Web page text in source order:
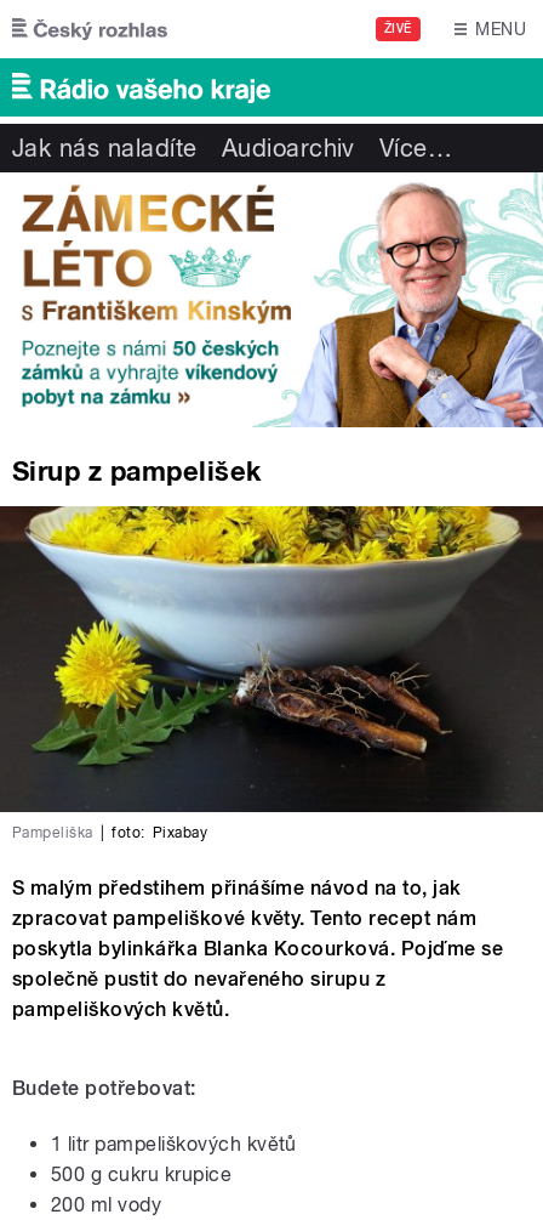
Přejít k hlavnímu obsahu
ŽIVĚ MENU
Jak nás naladíte Audioarchiv Více…
Sirup z pampelišek
Pampeliška foto: Pixabay
S malým předstihem přinášíme návod na to, jak
zpracovat pampeliškové květy. Tento recept nám
poskytla bylinkářka Blanka Kocourková. Pojďme se
společně pustit do nevařeného sirupu z
pampeliškových květů.
Budete potřebovat:
1 litr pampeliškových květů
500 g cukru krupice
200 ml vody